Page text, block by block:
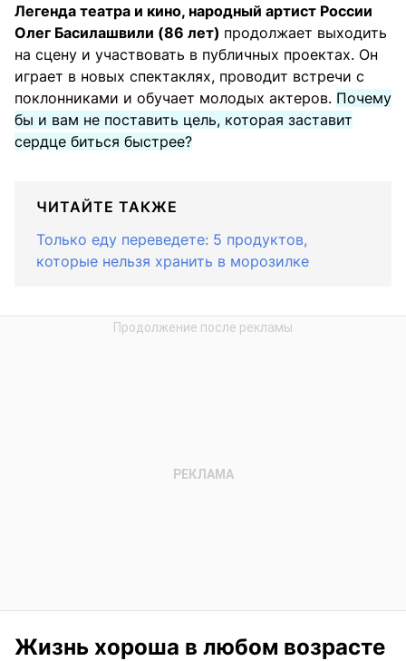
Легенда театра и кино, народный артист России
Олег Басилашвили (86 лет) продолжает выходить
на сцену и участвовать в публичных проектах. Он
играет в новых спектаклях, проводит встречи с
поклонниками и обучает молодых актеров. Почему
бы и вам не поставить цель, которая заставит
сердце биться быстрее?
ЧИТАЙТЕ ТАКЖЕ
Только еду переведете: 5 продуктов,
которые нельзя хранить в морозилке
Жизнь хороша в любом возрасте